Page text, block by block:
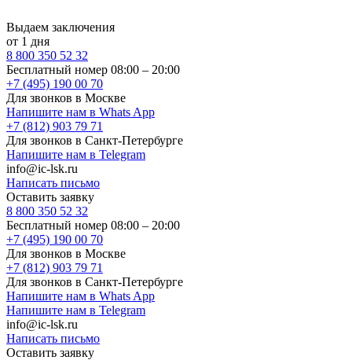
Выдаем заключения
от 1 дня
8 800 350 52 32
Бесплатный номер 08:00 – 20:00
+7 (495) 190 00 70
Для звонков в Москве
Напишите нам в Whats App
+7 (812) 903 79 71
Для звонков в Санкт-Петербурге
Напишите нам в Telegram
info@ic-lsk.ru
Написать письмо
Оставить заявку
8 800 350 52 32
Бесплатный номер 08:00 – 20:00
+7 (495) 190 00 70
Для звонков в Москве
+7 (812) 903 79 71
Для звонков в Санкт-Петербурге
Напишите нам в Whats App
Напишите нам в Telegram
info@ic-lsk.ru
Написать письмо
Оставить заявку